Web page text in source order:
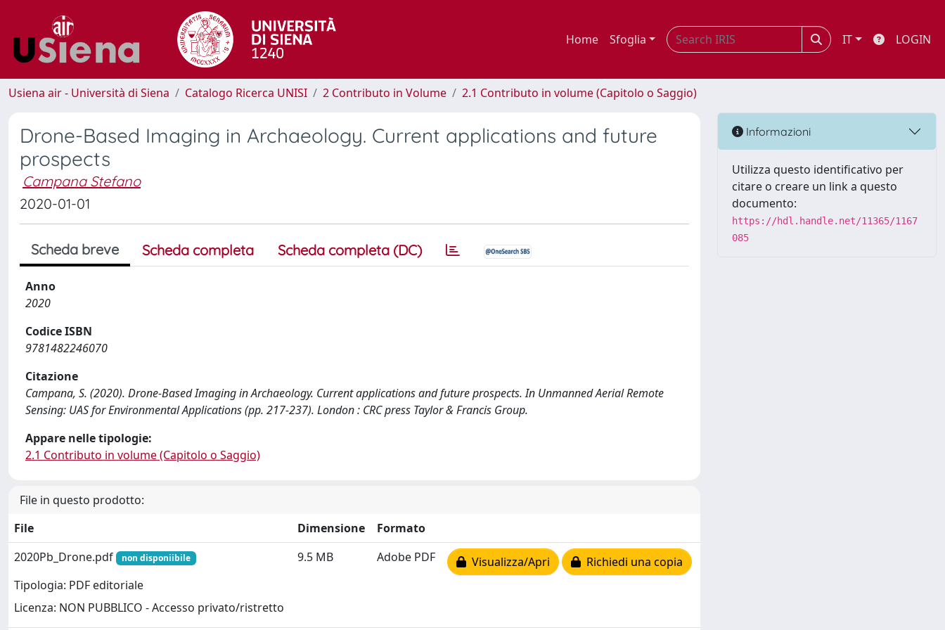
Home Sfoglia IT LOGIN
Usiena air - Università di Siena Catalogo Ricerca UNISI 2 Contributo in Volume 2.1 Contributo in volume (Capitolo o Saggio)
Drone-Based Imaging in Archaeology. Current applications and future
prospects
Campana Stefano
2020-01-01
Scheda breve Scheda completa Scheda completa (DC)
Anno
2020
Codice ISBN
9781482246070
Citazione
Campana, S. (2020). Drone-Based Imaging in Archaeology. Current applications and future prospects. In Unmanned Aerial Remote
Sensing: UAS for Environmental Applications (pp. 217-237). London : CRC press Taylor & Francis Group.
Appare nelle tipologie:
2.1 Contributo in volume (Capitolo o Saggio)
File in questo prodotto:
File
Dimensione
Formato
2020Pb_Drone.pdf
non disponiibile
Tipologia: PDF editoriale
Licenza: NON PUBBLICO - Accesso privato/ristretto
9.5 MB Adobe PDF Visualizza/Apri Richiedi una copia
Informazioni
Utilizza questo identificativo per
citare o creare un link a questo
documento:
https://hdl.handle.net/11365/1167
085